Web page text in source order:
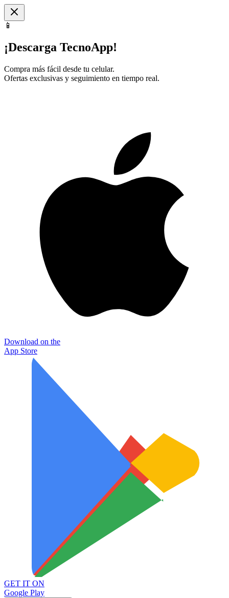
📱
¡Descarga TecnoApp!
Compra más fácil desde tu celular.
Ofertas exclusivas y seguimiento en tiempo real.
Download on the
App Store
GET IT ON
Google Play